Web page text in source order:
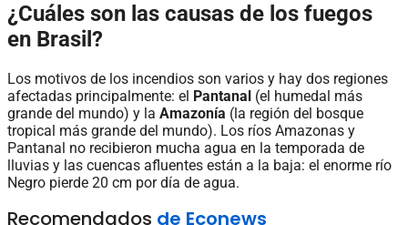
¿Cuáles son las causas de los fuegos
en Brasil?
Los motivos de los incendios son varios y hay dos regiones
afectadas principalmente: el Pantanal (el humedal más
grande del mundo) y la Amazonía (la región del bosque
tropical más grande del mundo). Los ríos Amazonas y
Pantanal no recibieron mucha agua en la temporada de
lluvias y las cuencas afluentes están a la baja: el enorme río
Negro pierde 20 cm por día de agua.
Recomendados de Econews